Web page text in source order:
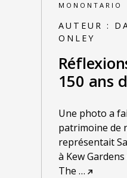
MONONTARIO
AUTEUR :
ONLEY
150 ans
Une photo a
patrimoine de
représentait
à Kew
The …